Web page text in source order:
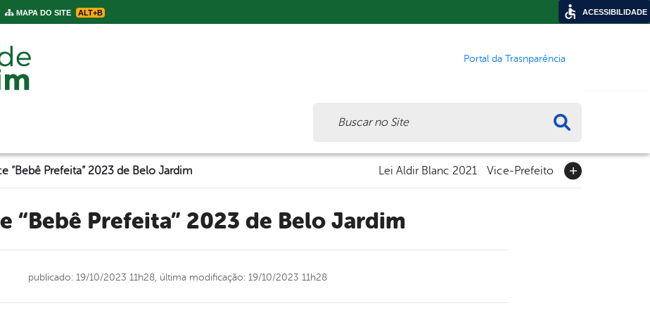
MAPA DO SITE ALT+B
Portal da Trasnparência
“Bebê Prefeita” 2023 de Belo Jardim Lei Aldir Blanc 2021 Vice-Prefeito
“Bebê Prefeita” 2023 de Belo Jardim
publicado: 19/10/2023 11h28, última modificação: 19/10/2023 11h28
ACESSIBILIDADE